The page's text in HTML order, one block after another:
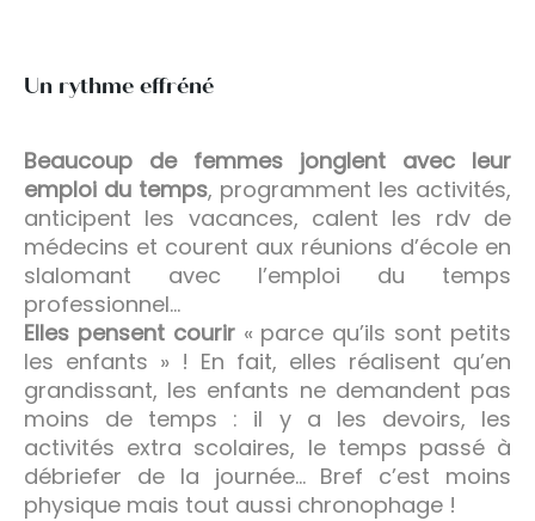
Un rythme effréné
Beaucoup de femmes jonglent avec leur
emploi du temps, programment les activités,
anticipent les vacances, calent les rdv de
médecins et courent aux réunions d’école en
slalomant avec l’emploi du temps
professionnel…
Elles pensent courir« parce qu’ils sont petits
les enfants » ! En fait, elles réalisent qu’en
grandissant, les enfants ne demandent pas
moins de temps : il y a les devoirs, les
activités extra scolaires, le temps passé à
débriefer de la journée… Bref c’est moins
physique mais tout aussi chronophage !